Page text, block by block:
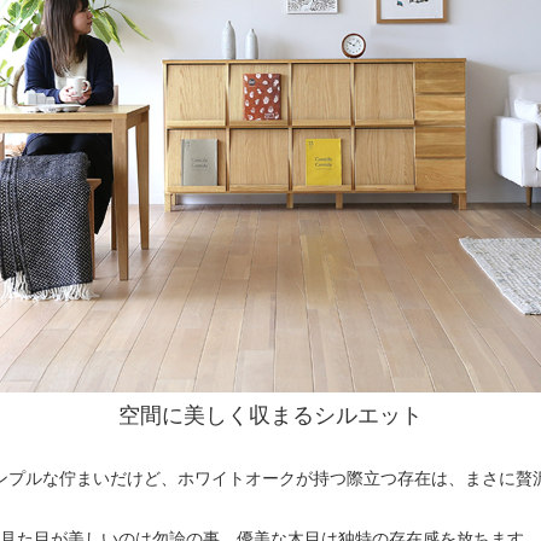
空間に美しく収まるシルエット
プルな佇まいだけど、ホワイトオークが持つ際立つ存在は、まさに贅